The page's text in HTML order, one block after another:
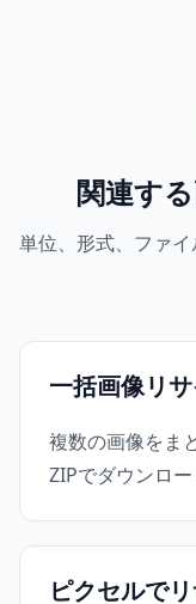
関連す
単位、形式、ファ
一括画像リ
複数の画像をま
ZIPでダウンロー
ピクセルで